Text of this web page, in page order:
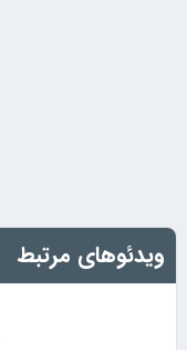
ویدئوهای مرتبط